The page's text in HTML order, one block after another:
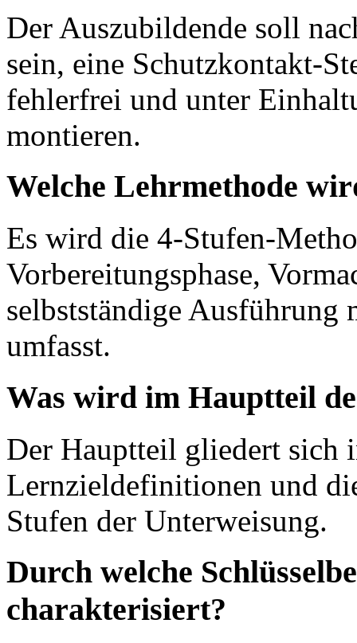
Der Auszubildende soll
sein, eine Schutzkontakt-
fehlerfrei und unter
montieren.
Welche Lehrmethode
Es wird die 4-Stufen-
Vorbereitungsphase,
selbstständige
umfasst.
Was wird im Hauptteil
Der Hauptteil gliedert sich
Lernzieldefinitionen und
Stufen der Unterweisung.
Durch welche
charakterisiert?